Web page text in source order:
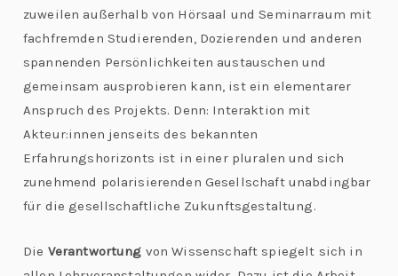
zuweilen außerhalb von Hörsaal und Seminarraum mit
fachfremden Studierenden, Dozierenden und anderen
spannenden Persönlichkeiten austauschen und
gemeinsam ausprobieren kann, ist ein elementarer
Anspruch des Projekts. Denn: Interaktion mit
Akteur:innen jenseits des bekannten
Erfahrungshorizonts ist in einer pluralen und sich
zunehmend polarisierenden Gesellschaft unabdingbar
für die gesellschaftliche Zukunftsgestaltung.
Die Verantwortung von Wissenschaft spiegelt sich in